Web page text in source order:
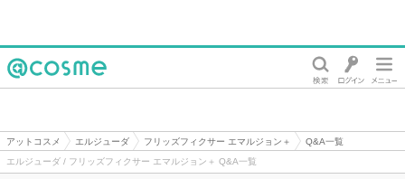
アットコスメ エルジューダ フリッズフィクサー エマルジョン＋
Q&A一覧
エルジューダ / フリッズフィクサー エマルジョン＋ Q&A一覧